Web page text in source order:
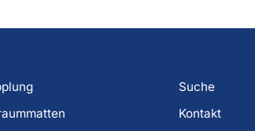
Suche
Kontakt